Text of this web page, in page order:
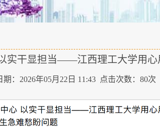
实干显担当——江西理工大学用
期：2026年05月22日 11:43 点击次数： 80次